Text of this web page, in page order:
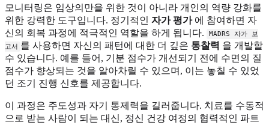
모니터링은 임상의만을 위한 것이 아니라 개인의 역량 강화를
위한 강력한 도구입니다. 정기적인 자가 평가에 참여하면 자
신의 회복 과정에 적극적인 역할을 하게 됩니다.
MADRS 자가 보
고서 를 사용하면 자신의 패턴에 대한 더 깊은 통찰력 을 개발할
수 있습니다. 예를 들어, 기분 점수가 개선되기 전에 수면의 질
점수가 향상되는 것을 알아차릴 수 있으며, 이는 놓칠 수 있었
던 조기 진행 신호를 제공합니다.
이 과정은 주도성과 자기 통제력을 길러줍니다. 치료를 수동적
으로 받는 사람이 되는 대신, 정신 건강 여정의 협력적인 파트